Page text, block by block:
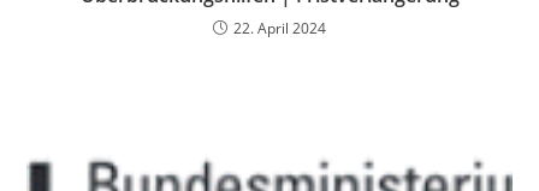
22. April 2024